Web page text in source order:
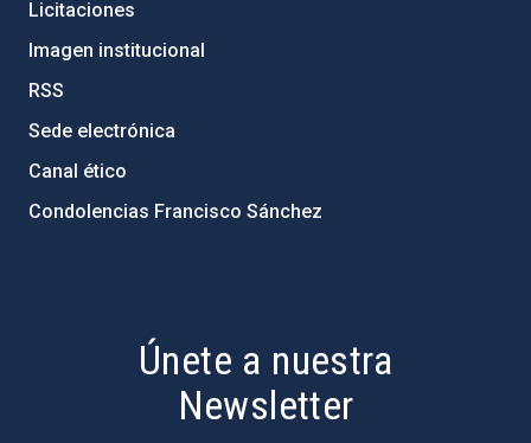
Licitaciones
Imagen institucional
RSS
Sede electrónica
Canal ético
Condolencias Francisco Sánchez
Únete a nuestra
Newsletter